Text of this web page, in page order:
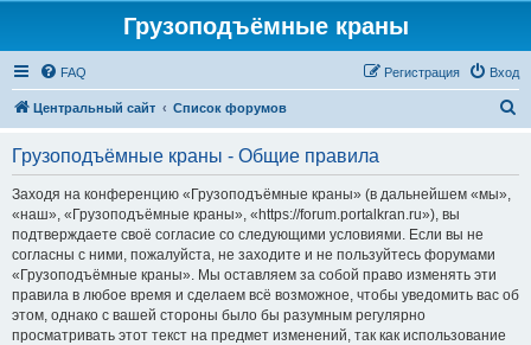
Грузоподъёмные краны
FAQ Вход
Регистрация
Центральный сайт Список форумов
Грузоподъёмные краны - Общие правила
Заходя на конференцию «Грузоподъёмные краны» (в дальнейшем «мы»,
«наш», «Грузоподъёмные краны», «https://forum.portalkran.ru»), вы
подтверждаете своё согласие со следующими условиями. Если вы не
согласны с ними, пожалуйста, не заходите и не пользуйтесь форумами
«Грузоподъёмные краны». Мы оставляем за собой право изменять эти
правила в любое время и сделаем всё возможное, чтобы уведомить вас об
этом, однако с вашей стороны было бы разумным регулярно
просматривать этот текст на предмет изменений, так как использование